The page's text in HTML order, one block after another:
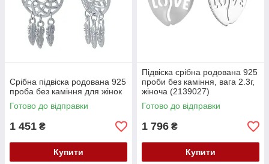
Срібна підвіска родована 925
проба без каміння для жінок
Готово до відправки
1 451 ₴
Купити
Підвіска срібна родована 925
проби без каміння, вага 2.3г,
жіноча (2139027)
Готово до відправки
1 796 ₴
Купити